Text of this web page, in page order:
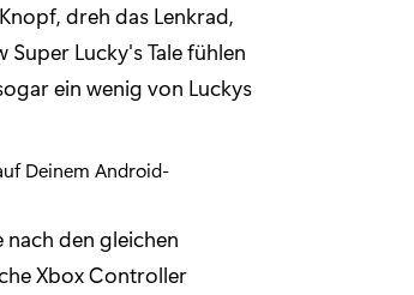
dreh das Lenkrad,
Lucky's Tale fühlen
ein wenig von Luckys
den gleichen
Xbox Controller